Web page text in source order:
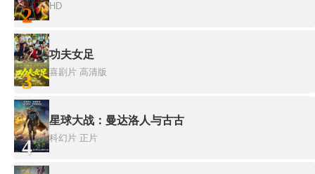
2 HD
3
功夫女足
喜剧片 高清版
4
星球大战：曼达洛人与古古
科幻片 正片